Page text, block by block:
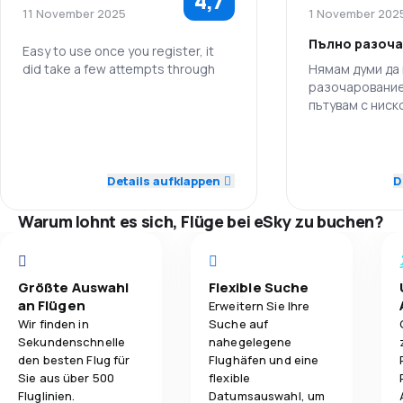
nutzen, indem sie nachfolgende Flüge bestellen.
Ticketpreise 3,9
3,7
Verpflegung
11 November 2025
Easy to use once you register, it
did take a few attempts through
Gepäckbeförderung 5,0
Verpflegung 4,0
Details aufklappen
1 November
Пълно
Нямам думи да
пътувам с
Качихме се
самолета
някакви
въздух без
което ни
багажа и да
самолет,
проблем с
Аз бях след
исках да
София, защото
Pünktlichkeit
Flugnetz
Reisekomfort
Warum lohnt es sich, Flüge bei eSky zu buchen?
Größte Auswahl
an Flügen
Wir finden in
Sekundenschnelle
den besten Flug für
Sie aus über 500
Fluglinien.
Flexible Suche
Erweitern Sie Ihre
Suche auf
nahegelegene
Flughäfen und eine
flexible
Datumsauswahl, um